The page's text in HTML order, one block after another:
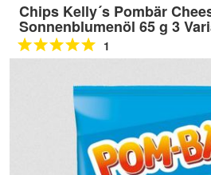
Chips Kelly´s Pombär
Sonnenblumenöl 65 g 3
1